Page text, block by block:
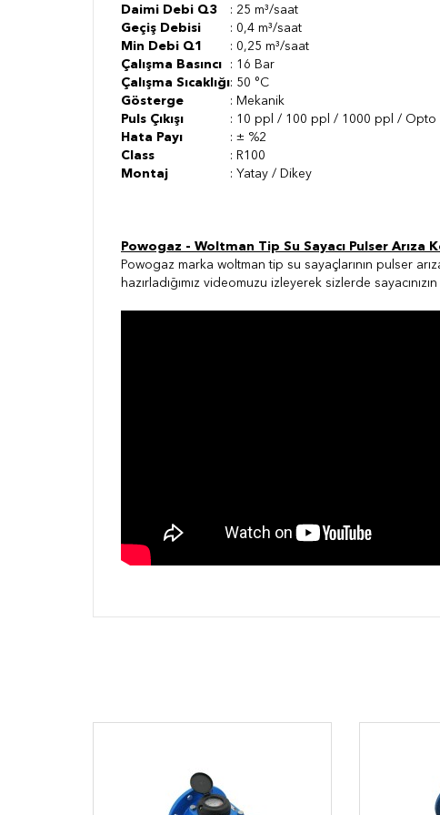
Daimi Debi Q3
: 25 m³/saat
Geçiş Debisi
: 0,4 m³/saat
Min Debi Q1
: 0,25 m³/saat
Çalışma Basıncı
: 16 Bar
Çalışma Sıcaklığı: 50 °C
Gösterge
: Mekanik
Puls Çıkışı
: 10 ppl / 100 ppl / 1000 ppl / Opto
Hata Payı
: ± %2
Class
: R100
Montaj
: Yatay / Dikey
Powogaz - Woltman Tip Su Sayacı Pulser Arıza
Powogaz marka woltman tip su sayaçlarının pulser
hazırladığımız videomuzu izleyerek sizlerde